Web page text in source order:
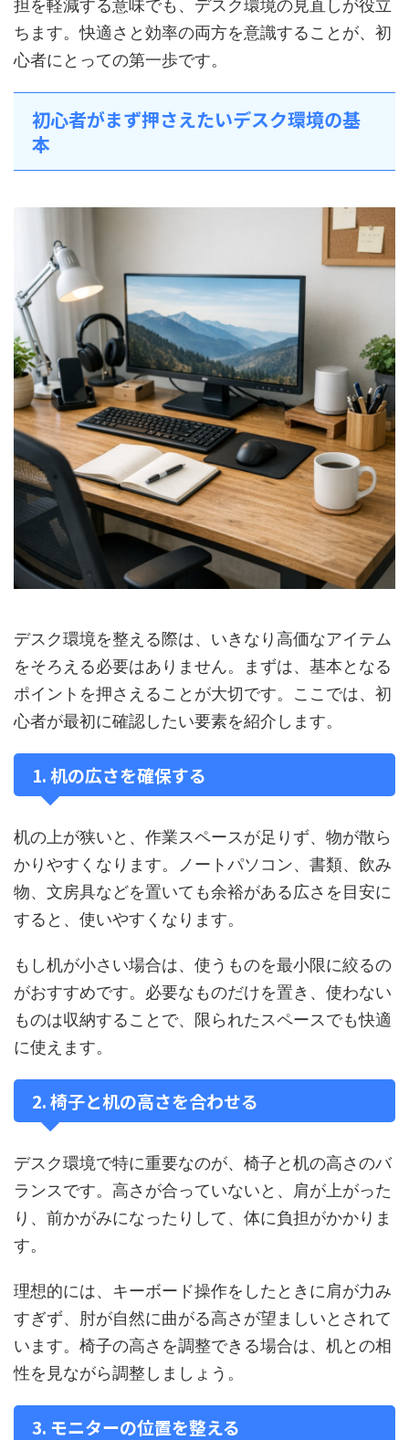
担を軽減する意味でも、デスク環境の見直しが役立
ちます。快適さと効率の両方を意識することが、初
心者にとっての第一歩です。
初心者がまず押さえたいデスク環境の基
本
デスク環境を整える際は、いきなり高価なアイテム
をそろえる必要はありません。まずは、基本となる
ポイントを押さえることが大切です。ここでは、初
心者が最初に確認したい要素を紹介します。
1. 机の広さを確保する
机の上が狭いと、作業スペースが足りず、物が散ら
かりやすくなります。ノートパソコン、書類、飲み
物、文房具などを置いても余裕がある広さを目安に
すると、使いやすくなります。
もし机が小さい場合は、使うものを最小限に絞るの
がおすすめです。必要なものだけを置き、使わない
ものは収納することで、限られたスペースでも快適
に使えます。
2. 椅子と机の高さを合わせる
デスク環境で特に重要なのが、椅子と机の高さのバ
ランスです。高さが合っていないと、肩が上がった
り、前かがみになったりして、体に負担がかかりま
す。
理想的には、キーボード操作をしたときに肩が力み
すぎず、肘が自然に曲がる高さが望ましいとされて
います。椅子の高さを調整できる場合は、机との相
性を見ながら調整しましょう。
3. モニターの位置を整える